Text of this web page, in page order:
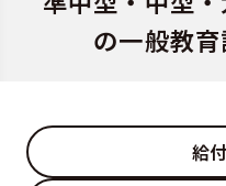
普通二輪
大型二輪
全国 教習所一覧
運転免許の種類(車種)
合宿免許とは
安心・お得・早い・充実
合宿免許に役立つ情報
合宿免許ナビに
の一般教
給